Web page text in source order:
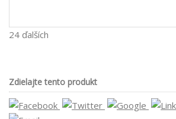
24 ďalších
Zdielajte tento produkt